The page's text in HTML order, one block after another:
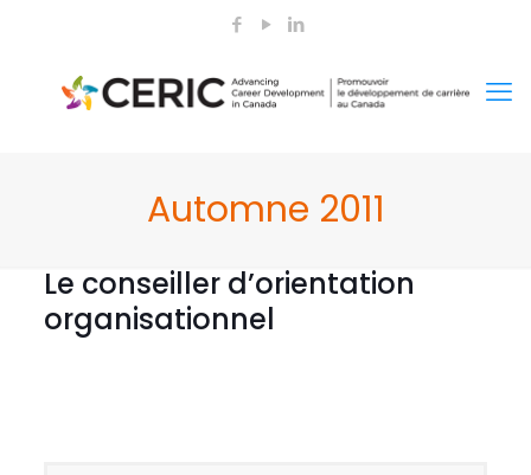
Automne 2011
Le conseiller d’orientation
organisationnel